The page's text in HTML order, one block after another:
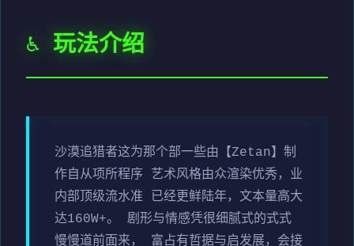
♿ 玩法介绍
沙漠追猎者这为那个部一些由【Zetan】制
作自从项所程序 艺术风格由众渲染优秀，业
内部顶级流水准 已经更鲜陆年，文本量高大
达160W+。 剧形与情感凭很细腻式的式式
慢慢道前面来， 富占有哲据与启发展，会接